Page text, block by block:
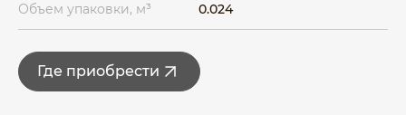
Объем упаковки, м³ 0.024
Где приобрести